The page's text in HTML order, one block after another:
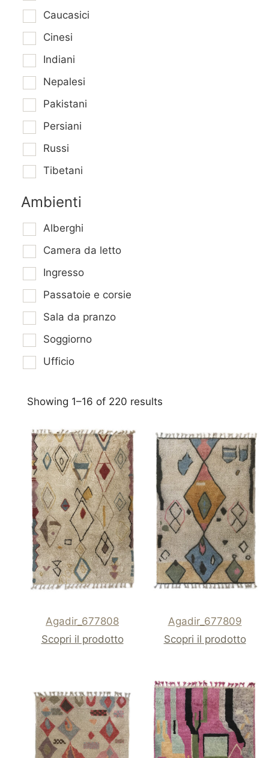
Caucasici
Cinesi
Indiani
Nepalesi
Pakistani
Persiani
Russi
Tibetani
Ambienti
Alberghi
Camera da letto
Ingresso
Passatoie e corsie
Sala da pranzo
Soggiorno
Ufficio
Showing 1–16 of 220 results
Agadir_677808
Scopri il prodotto
Agadir_677809
Scopri il prodotto